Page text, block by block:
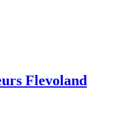
Flevoland